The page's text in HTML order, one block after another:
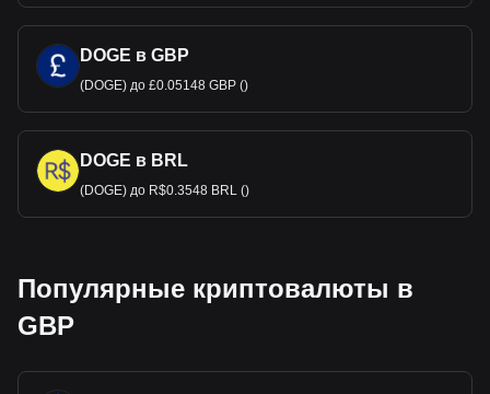
DOGE в GBP
(DOGE) до £0.05148 GBP ()
DOGE в BRL
(DOGE) до R$0.3548 BRL ()
Популярные криптовалюты в
GBP